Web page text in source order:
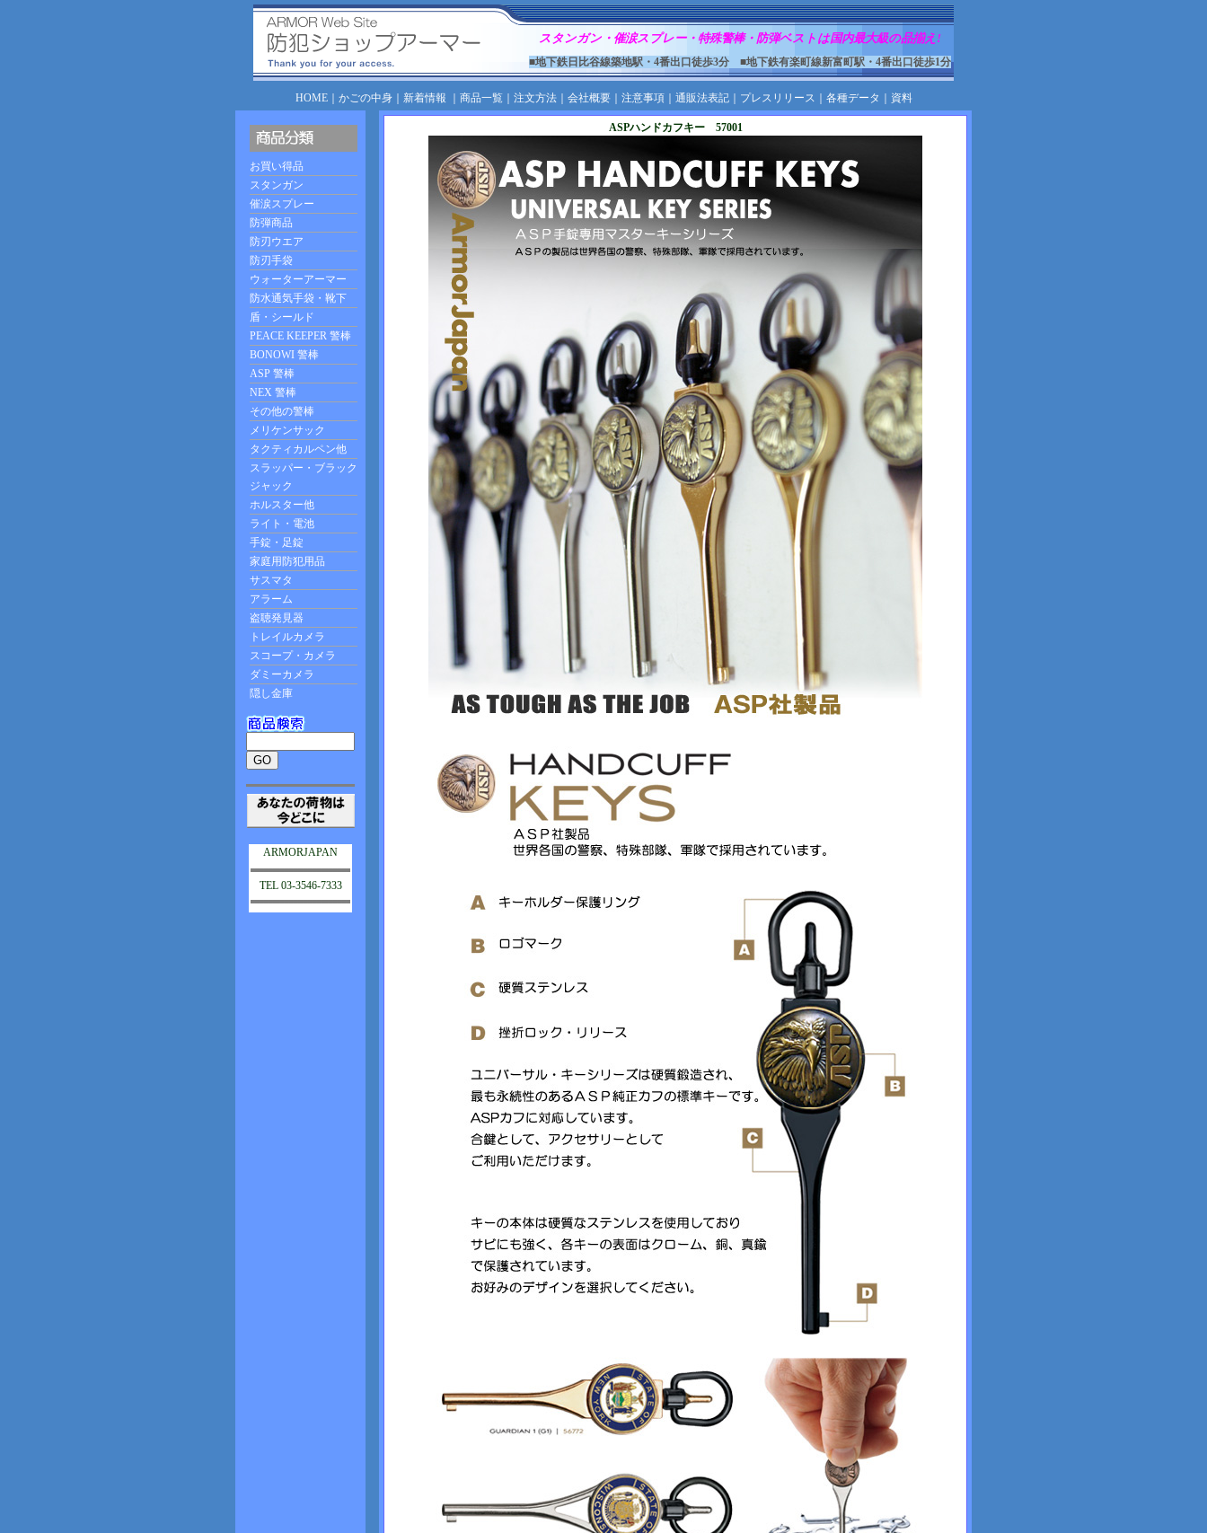
スタンガン・催涙スプレー・特殊警棒・防弾ベストは国内最大級の品揃え!
■地下鉄日比谷線築地駅・4番出口徒歩3分 ■地下鉄有楽町線新富町駅・4番出口徒歩1分
HOME｜ かごの中身｜ 新着情報 商品一覧｜ 注文方法｜ 会社概要｜ 注意事項｜ 通販法表記｜ プレスリリース 各種データ 資料
ARMORJAPAN
TEL 03-3546-7333
ASPハンドカフキー 57001